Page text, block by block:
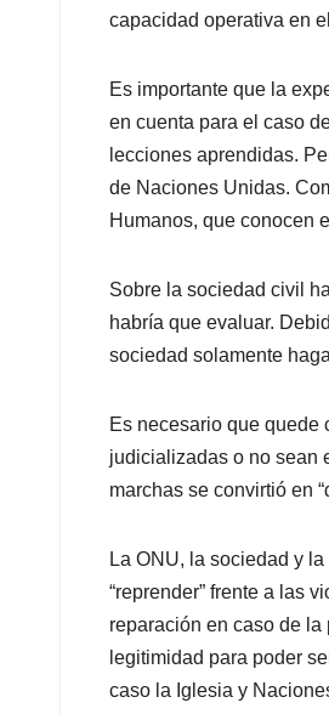
capacidad operativa en
Es importante que la
en cuenta para el caso
lecciones aprendidas.
de Naciones Unidas.
Humanos, que conocen
Sobre la sociedad civil
habría que evaluar.
sociedad solamente
Es necesario que quede
judicializadas o no sean
marchas se convirtió en
La ONU, la sociedad y
“reprender” frente a las
reparación en caso de
legitimidad para poder
caso la Iglesia y